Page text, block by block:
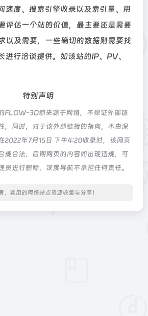
速度、搜索引擎收录以及索引量、用
评估一个站的价值，最主要还是需要
以及需要，一些确切的数据则需要找
行洽谈提供。如该站的IP、PV、
特别声明
FLOW-3D都来源于网络，不保证外部链
，同时，对于该外部链接的指向，不由深
2022年7月15日 下午4:20收录时，该网页
规合法，后期网页的内容如出现违规，可
员进行删除，深度导航不承担任何责任。
、实用的网络站点资源收集与分享！